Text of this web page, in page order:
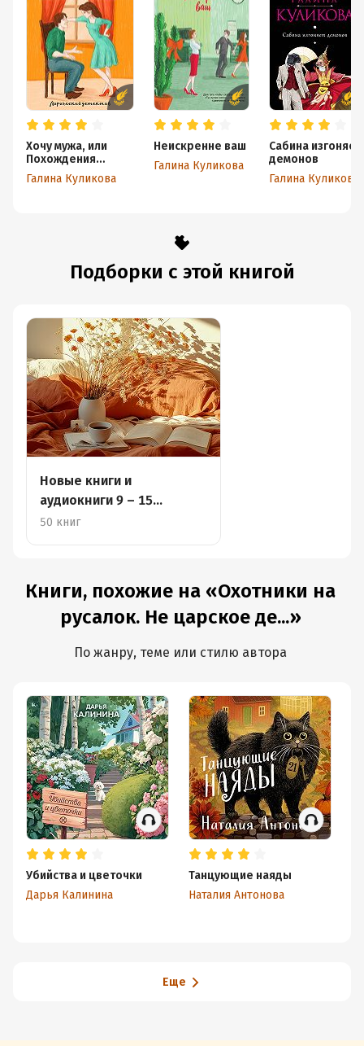
Хочу мужа, или
Похождения
соломенной вдовы
Галина Куликова
Неискренне ваш
Галина Куликова
Сабина изгоняет
демонов
Галина Куликова
Подборки с этой книгой
Новые книги и
аудиокниги 9 – 15
декабря
50 книг
Книги, похожие на «Охотники на
русалок. Не царское де...»
По жанру, теме или стилю автора
Убийства и цветочки
Дарья Калинина
Танцующие наяды
Наталия Антонова
Еще